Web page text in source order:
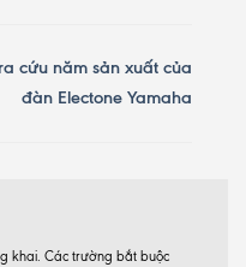
cứu năm sản xuất của
đàn Electone Yamaha
khai. Các trường bắt buộc